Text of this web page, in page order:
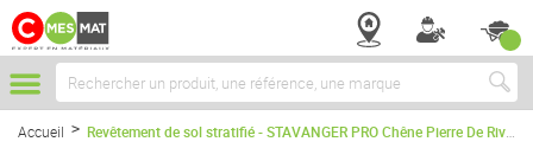
Chercher
Accueil Revêtement de sol stratifié - STAVANGER PRO Chêne Pierre De Rivière - long. 138cm x larg. 27,85cm x ep. 8mm